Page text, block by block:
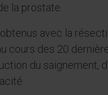
la prostate.
avec la
cours des 20
du saignement,